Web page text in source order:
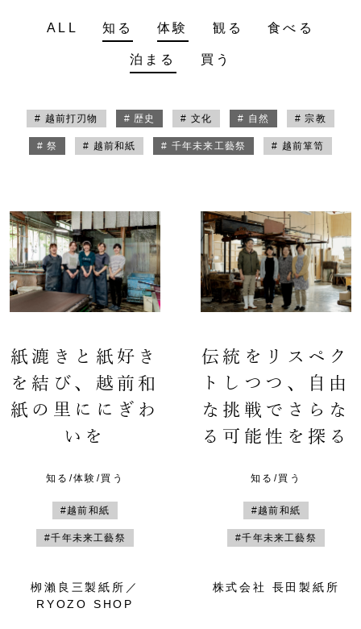
ALL 知る 体験 観る 食べる
泊まる 買う
# 越前打刃物 # 歴史 # 文化 # 自然 # 宗教
# 祭 # 越前和紙 # 千年未来工藝祭 # 越前箪笥
紙漉きと紙好き
を結び、越前和
紙の里ににぎわ
いを
知る/体験/買う
#越前和紙
#千年未来工藝祭
栁瀨良三製紙所／
RYOZO SHOP
伝統をリスペク
トしつつ、自由
な挑戦でさらな
る可能性を探る
知る/買う
#越前和紙
#千年未来工藝祭
株式会社 長田製紙所